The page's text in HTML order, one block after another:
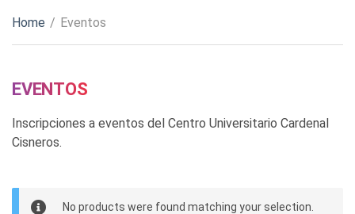
o
r
n
a
m
e
t
e
t
Home / Eventos
EVENTOS
Inscripciones a eventos del Centro Universitario Cardenal
Cisneros.
No products were found matching your selection.